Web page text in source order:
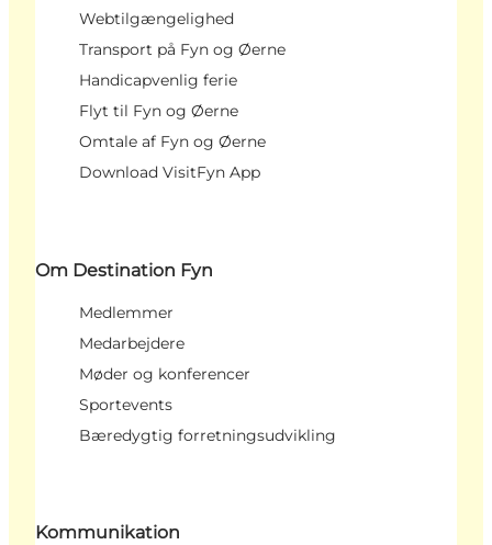
Webtilgængelighed
Transport på Fyn og Øerne
Handicapvenlig ferie
Flyt til Fyn og Øerne
Omtale af Fyn og Øerne
Download VisitFyn App
Om Destination Fyn
Medlemmer
Medarbejdere
Møder og konferencer
Sportevents
Bæredygtig forretningsudvikling
Kommunikation